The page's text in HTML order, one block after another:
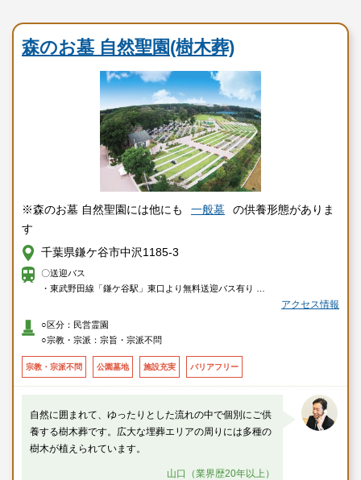
森のお墓 自然聖園(樹木葬)
※森のお墓 自然聖園には他にも 一般墓
の供養形態がありま
す
千葉県鎌ケ谷市中沢1185-3
〇送迎バス
・東武野田線「鎌ケ谷駅」東口より無料送迎バス有り
・ＪＲ武蔵野線「市川大野駅」「市川駅」より無料送迎バス有り
・北総線・東武野田線「新鎌ケ谷駅」より無料送迎バス有り（土日祝の
〇車
・東武野田線「鎌ケ谷駅」より車で約5分
・京葉道路「原木インター」より車で約35分
アクセス情報
○区分：民営霊園
○宗教・宗派：宗旨・宗派不問
宗教・宗派不問 公園墓地 施設充実 バリアフリー
自然に囲まれて、ゆったりとした流れの中で個別にご供
養する樹木葬です。広大な埋葬エリアの周りには多種の
樹木が植えられています。
山口（業界歴20年以上）